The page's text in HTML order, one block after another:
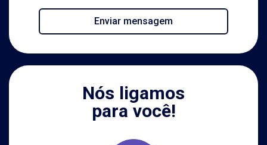
Enviar mensagem
Nós ligamos
para você!